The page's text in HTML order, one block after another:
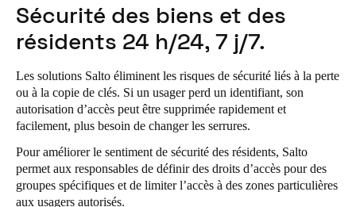
Italy
Italiano
Russia
Russian
Polski
Czech Republic
Sécurité des biens et des
résidents 24 h/24, 7 j/7.
Les solutions Salto éliminent les risques de sécurité liés à la perte
ou à la copie de clés. Si un usager perd un identifiant, son
autorisation d’accès peut être supprimée rapidement et
facilement, plus besoin de changer les serrures.
Pour améliorer le sentiment de sécurité des résidents, Salto
permet aux responsables de définir des droits d’accès pour des
groupes spécifiques et de limiter l’accès à des zones particulières
aux usagers autorisés.